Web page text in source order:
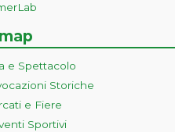
e Spettacolo
Storiche
e Fiere
Sportivi